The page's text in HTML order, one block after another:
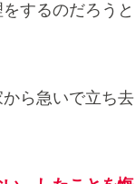
するのだろうと
ら急いで立ち去